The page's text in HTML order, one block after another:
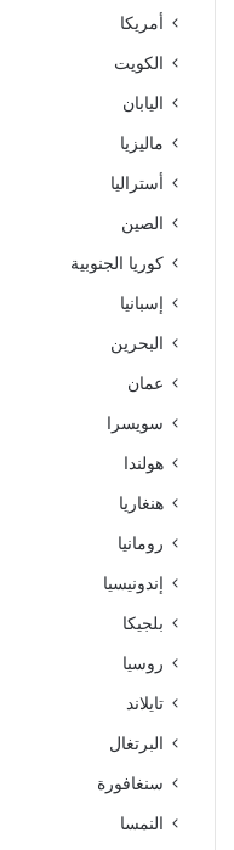
أمريكا
الكويت
اليابان
ماليزيا
أستراليا
الصين
كوريا الجنوبية
إسبانيا
البحرين
عمان
سويسرا
هولندا
هنغاريا
رومانيا
إندونيسيا
بلجيكا
روسيا
تايلاند
البرتغال
سنغافورة
النمسا